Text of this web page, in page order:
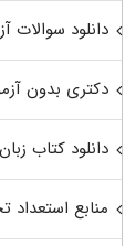
دانلود سوالات
دکتری بدون
دانلود کتاب
منابع استعداد